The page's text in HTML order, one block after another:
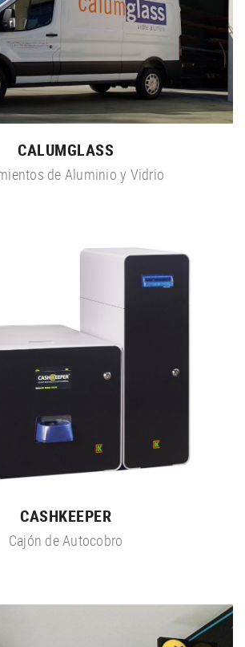
CALUMGLASS
de Aluminio y Vidrio
CASHKEEPER
Cajón de Autocobro